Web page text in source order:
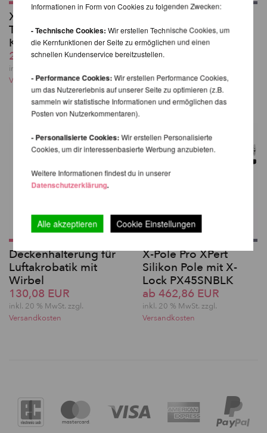
X-Stage (Lite)
Tragetasche -
Komplett Set
262,18 EUR
inkl. 20 % MwSt. zzgl.
Versandkosten
Kugelhalterung auf
Traversenplatte –
PX/NXN/PCX/NCX
inkl. 20 % MwSt. zzgl.
Versandkosten
Deckenhalterung für
Luftakrobatik mit
Wirbel
130,08 EUR
inkl. 20 % MwSt. zzgl.
Versandkosten
X-Pole Pro XPert
Silikon Pole mit X-
Lock PX45SNBLK
ab 462,86 EUR
inkl. 20 % MwSt. zzgl.
Versandkosten
Informationen in Form von Cookies zu folgenden Zwecken:
- Technische Cookies: Wir erstellen Technische Cookies, um
die Kernfunktionen der Seite zu ermöglichen und einen
schnellen Kundenservice bereitzustellen.
- Performance Cookies:Wir erstellen Performance Cookies,
um das Nutzererlebnis auf unserer Seite zu optimieren (z.B.
sammeln wir statistische Informationen und ermöglichen das
Posten von Nutzerkommentaren).
- Personalisierte Cookies:Wir erstellen Personalisierte
Cookies, um dir interessenbasierte Werbung anzubieten.
Weitere Informationen findest du in unserer
Datenschutzerklärung.
Alle akzeptieren Cookie Einstellungen